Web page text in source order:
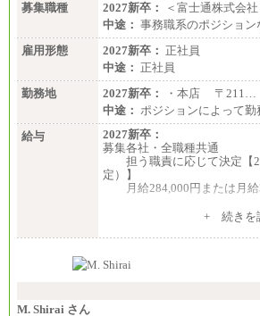
募集職種
2027新卒：
＜富士通株式会
中途： 事務職系のポジショ
雇用形態
2027新卒： 正社員
中途： 正社員
勤務地
2027新卒：
・本店 〒211…
中途： ポジションによって
給与
2027新卒：
募集各社・全職種共通
担う職責に応じて決定【
定）】
月給284,000円または月給
※入社後早期から、自律的
す。
い職責を担う方については、
+ 続きを
M. Shirai さん